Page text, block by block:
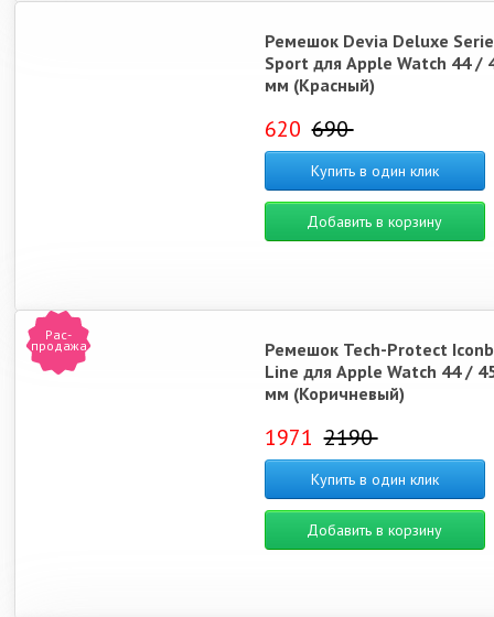
Ремешок Devia Deluxe
Sport для Apple Watch 44 /
мм (Красный)
620 690
Купить в один клик
Добавить в корзину
Рас-
продажа
Ремешок Tech-Protect
Line для Apple Watch 44 /
мм (Коричневый)
1971 2190
Купить в один клик
Добавить в корзину